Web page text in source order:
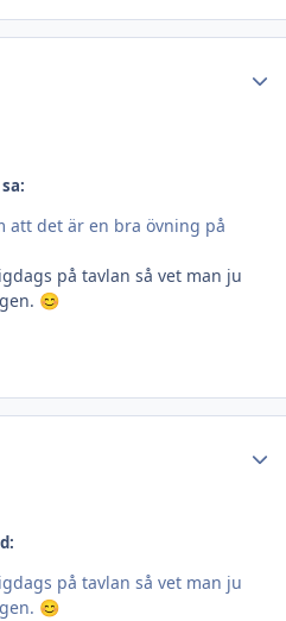
att det är en bra övning på
på tavlan så vet man ju
😊
på tavlan så vet man ju
😊